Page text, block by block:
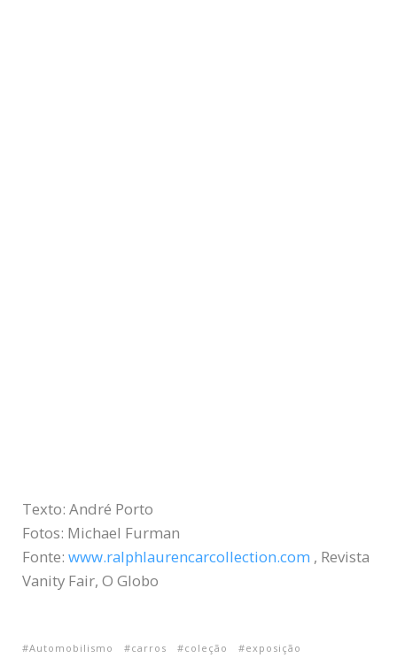
Texto: André Porto
Fotos: Michael Furman
Fonte: www.ralphlaurencarcollection.com , Revista
Vanity Fair, O Globo
Automobilismo carros coleção exposição